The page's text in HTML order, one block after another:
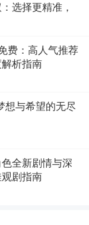
选择更精准，
费：高人气推荐
析指南
想与希望的无尽
全新剧情与深
剧指南